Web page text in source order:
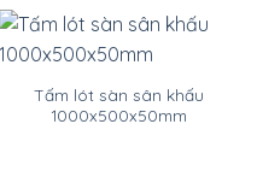
Tấm lót sàn sân khấu
1000x500x50mm